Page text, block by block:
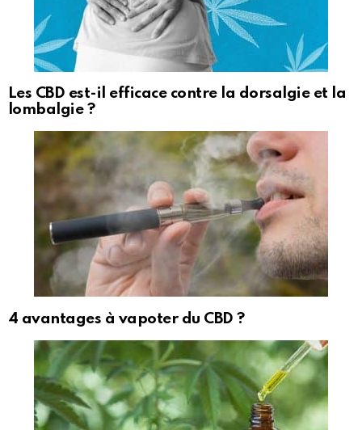
Les CBD est-il efficace contre la dorsalgie et la
lombalgie ?
4 avantages à vapoter du CBD ?